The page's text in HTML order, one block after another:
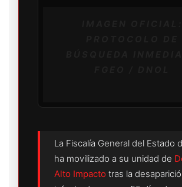
La Fiscalía General del Estado
ha movilizado a su unidad de
Alto Impacto tras la